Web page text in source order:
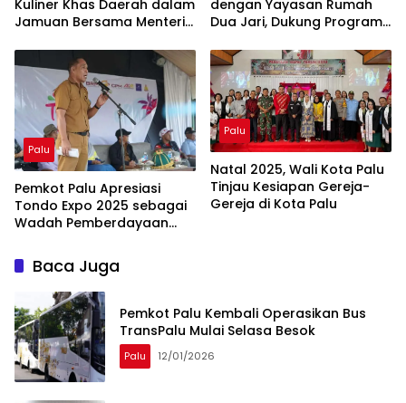
Kuliner Khas Daerah dalam
Jamuan Bersama Menteri
dengan Yayasan Rumah
Dua Jari, Dukung Program
Palu
Pemkot Palu Apresiasi
Tondo Expo 2025 sebagai
Wadah Pemberdayaan
Palu
Natal 2025, Wali Kota Palu
Tinjau Kesiapan Gereja-
Gereja di Kota Palu
Baca Juga
Pemkot Palu Kembali Operasikan Bus
TransPalu Mulai Selasa Besok
Palu 12/01/2026